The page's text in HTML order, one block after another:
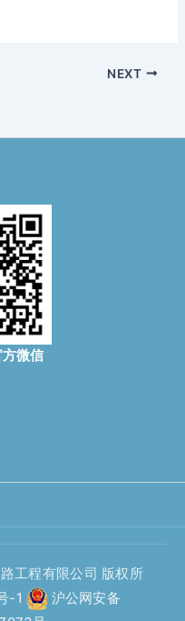
NEXT
微信
工程有限公司 版权所
-1
沪公网安备